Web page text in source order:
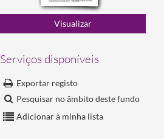
Serviços disponíveis
Exportar registo
Pesquisar no âmbito deste fundo
Adicionar à minha lista